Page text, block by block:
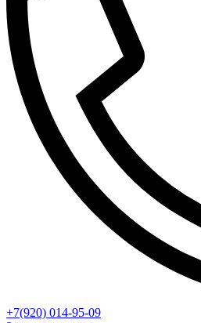
+7(920) 014-95-09